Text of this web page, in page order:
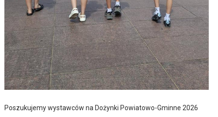
Poszukujemy wystawców na Dożynki Powiatowo-Gminne 2026